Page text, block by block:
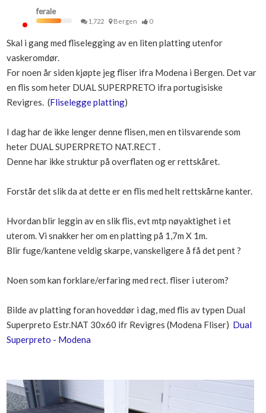
Kundeservice
Få svar på det du lurer på
Kom i gang med Boligmappa
Se din bolig? Klikk her
Boligmappa+
Få mer ut av Boligmappa
ferale
1,722 Bergen 0
Skal i gang med fliselegging av en liten platting utenfor
vaskeromdør.
For noen år siden kjøpte jeg fliser ifra Modena i Bergen. Det var
en flis som heter DUAL SUPERPRETO ifra portugisiske
Revigres. (Fliselegge platting)
I dag har de ikke lenger denne flisen, men en tilsvarende som
heter DUAL SUPERPRETO NAT.RECT .
Denne har ikke struktur på overflaten og er rettskåret.
Forstår det slik da at dette er en flis med helt rettskårne kanter.
Hvordan blir leggin av en slik flis, evt mtp nøyaktighet i et
uterom. Vi snakker her om en platting på 1,7m X 1m.
Blir fuge/kantene veldig skarpe, vanskeligere å få det pent ?
Noen som kan forklare/erfaring med rect. fliser i uterom?
Bilde av platting foran hoveddør i dag, med flis av typen Dual
Superpreto Estr.NAT 30x60 ifr Revigres (Modena Fliser) Dual
Superpreto - Modena